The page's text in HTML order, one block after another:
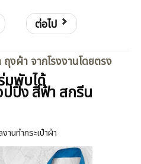
ต่อไป
งผ้า จากโรงงานโดยตรง
มพับได้
ปิ้ง สีฟ้า สกรีน
านทำกระเป๋าผ้า